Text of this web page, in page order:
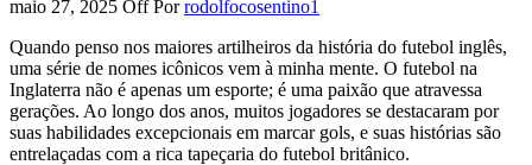
maio 27, 2025 OffPor rodolfocosentino1
Quando penso nos maiores artilheiros da história do futebol inglês,
uma série de nomes icônicos vem à minha mente. O futebol na
Inglaterra não é apenas um esporte; é uma paixão que atravessa
gerações. Ao longo dos anos, muitos jogadores se destacaram por
suas habilidades excepcionais em marcar gols, e suas histórias são
entrelaçadas com a rica tapeçaria do futebol britânico.